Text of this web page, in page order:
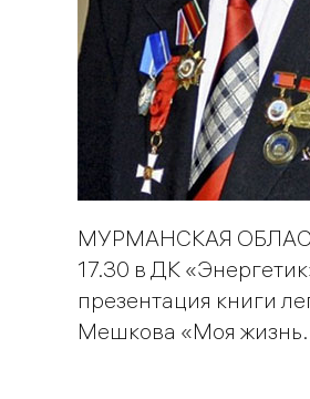
МУРМАНСКАЯ
17.30 в ДК
презентация книги
Мешкова «Моя